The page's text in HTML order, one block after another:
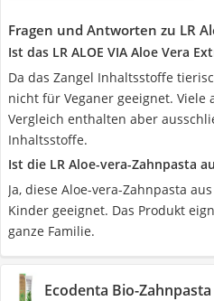
Fragen und Antworten zu LR
Ist das LR ALOE VIA Aloe Vera
Da das Zangel Inhaltsstoffe
nicht für Veganer geeignet. Viele
Vergleich enthalten aber
Inhaltsstoffe.
Ist die LR Aloe-vera-Zahnpasta
Ja, diese Aloe-vera-Zahnpasta
Kinder geeignet. Das Produkt
ganze Familie.
Ecodenta Bio-Zahnpasta